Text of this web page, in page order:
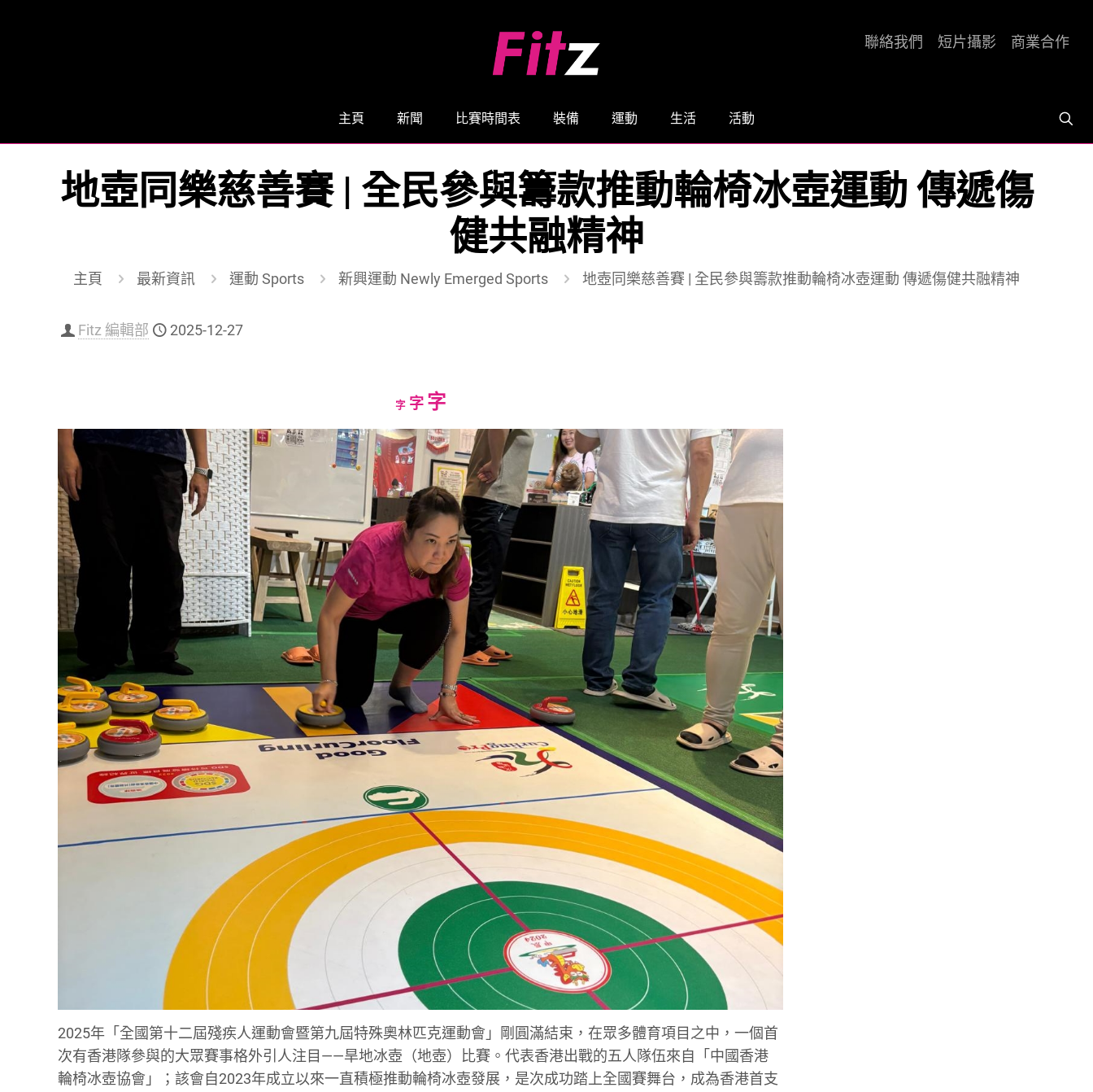
主頁 新聞 比賽時間表 裝備 運動 生活 活動
聯絡我們 短片攝影 商業合作
地壺同樂慈善賽 | 全民參與籌款推動輪椅冰壺運動 傳遞傷
健共融精神
主頁 最新資訊 運動 Sports 新興運動 Newly Emerged Sports 地壺同樂慈善賽 | 全民參與籌款推動輪椅冰壺運動 傳遞傷健共融精神
Fitz 編輯部 2025-12-27
字Decrease
size.
字Reset
size.
字Increase
font
size.
2025年「全國第十二屆殘疾人運動會暨第九屆特殊奧林匹克運動會」剛圓滿結束，在眾多體育項目之中，一個首
次有香港隊參與的大眾賽事格外引人注目——旱地冰壺（地壺）比賽。代表香港出戰的五人隊伍來自「中國香港
輪椅冰壺協會」；該會自2023年成立以來一直積極推動輪椅冰壺發展，是次成功踏上全國賽舞台，成為香港首支